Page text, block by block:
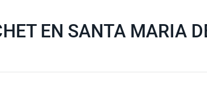
EN SANTA MARIA